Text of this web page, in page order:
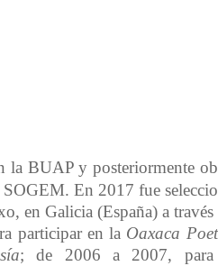
BUAP y posteriormente
En 2017 fue
en Galicia (España) a
participar en la Oaxaca
; de 2006 a 2007,